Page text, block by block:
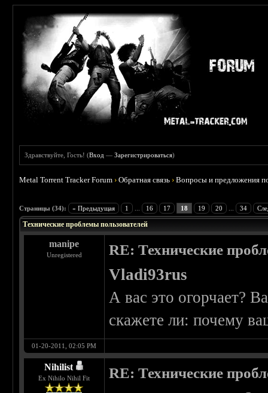
Здравствуйте, Гость! (Вход —Зарегистрироваться)
Metal Torrent Tracker Forum ›Обратная связь ›Вопросы и предложения
Страницы (34): « Предыдущая 1 16 17 18 19 20 34
Технические проблемы пользователей
manipe
Unregistered RE: Технические
Vladi93rus
А вас это огорчает?
скажете ли: почему
01-20-2011, 02:05 PM
Nihilist
Ex Nihilo Nihil Fit RE: Технические